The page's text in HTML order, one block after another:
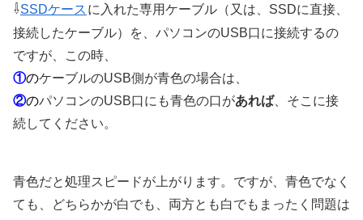
⇩SSDケース に入れた専用ケーブル（又は、SSDに直接、
接続したケーブル）を、パソコンのUSB口に接続するの
ですが、この時、
①のケーブルのUSB側が青色の場合は、
②のパソコンのUSB口にも青色の口があれば、そこに接
続してください。
青色だと処理スピードが上がります。ですが、青色でなく
ても、どちらかが白でも、両方とも白でもまったく問題は